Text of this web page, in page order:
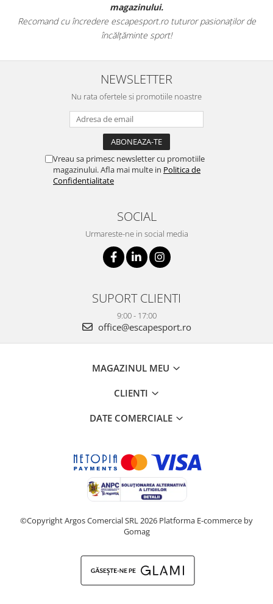
magazinului.
Recomand cu încredere escapesport.ro tuturor pasionaților de
încălțăminte sport!
NEWSLETTER
Nu rata ofertele si promotiile noastre
Vreau sa primesc newsletter cu promotiile
magazinului. Afla mai multe in Politica de
Confidentialitate
SOCIAL
Urmareste-ne in social media
SUPORT CLIENTI
9:00 - 17:00
office@escapesport.ro
MAGAZINUL MEU
CLIENTI
DATE COMERCIALE
©Copyright Argos Comercial SRL 2026 Platforma E-commerce by
Gomag